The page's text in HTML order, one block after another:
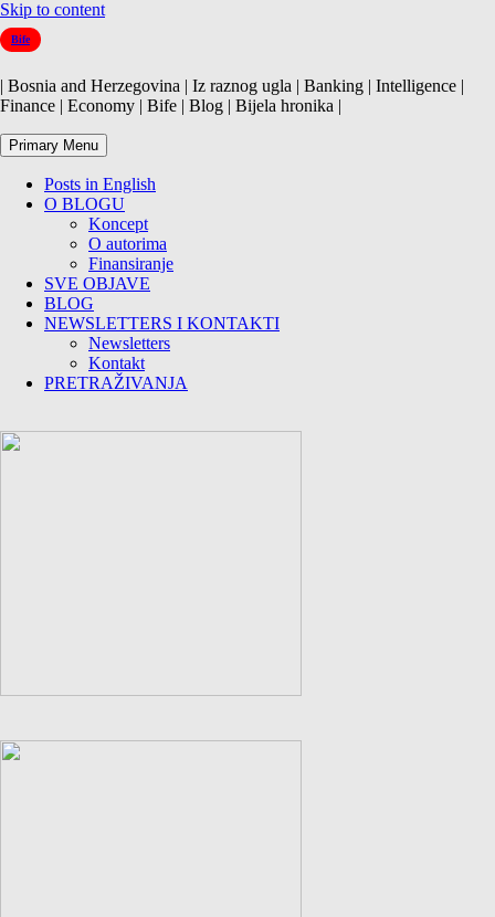
Skip to content
Bife
| Bosnia and Herzegovina | Iz raznog ugla | Banking | Intelligence |
Finance | Economy | Bife | Blog | Bijela hronika |
Primary Menu
Posts in English
O BLOGU
Koncept
O autorima
Finansiranje
SVE OBJAVE
BLOG
NEWSLETTERS I KONTAKTI
Newsletters
Kontakt
PRETRAŽIVANJA